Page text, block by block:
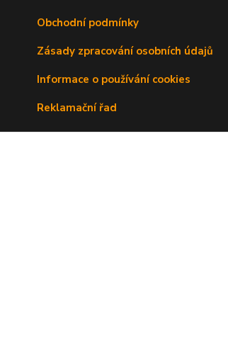
Obchodní podmínky
Zásady zpracování osobních údajů
Informace o používání cookies
Reklamační řad
Doprava a platba